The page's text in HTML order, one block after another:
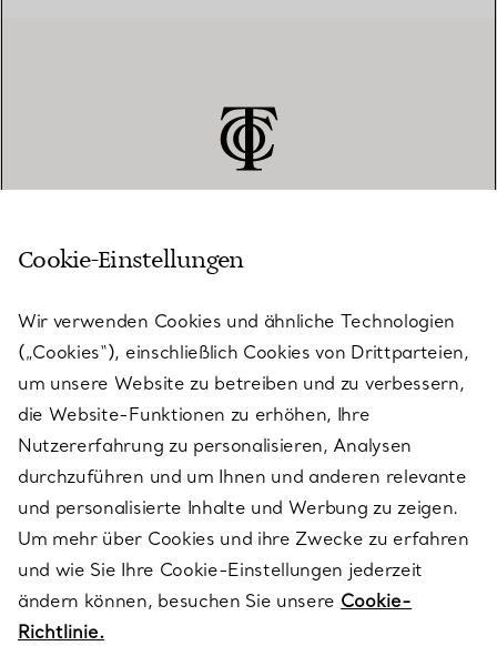
KUNDENSERVICE
SERVICES
ÜBER TIFFANY & CO.
RECHTLICHE HINWEISE
FOLGEN SIE UNS
Cookie-Einstellungen
Wir verwenden Cookies und ähnliche Technologien
(„Cookies“), einschließlich Cookies von Drittparteien,
um unsere Website zu betreiben und zu verbessern,
die Website-Funktionen zu erhöhen, Ihre
Nutzererfahrung zu personalisieren, Analysen
durchzuführen und um Ihnen und anderen relevante
und personalisierte Inhalte und Werbung zu zeigen.
Um mehr über Cookies und ihre Zwecke zu erfahren
und wie Sie Ihre Cookie-Einstellungen jederzeit
ändern können, besuchen Sie unsere Cookie-
Richtlinie.